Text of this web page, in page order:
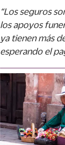
“Los seguros
los apoyos
ya tienen más
esperando el